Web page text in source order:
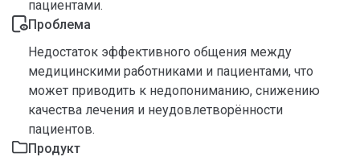
пациентами.
Проблема
Недостаток эффективного общения между
медицинскими работниками и пациентами, что
может приводить к недопониманию, снижению
качества лечения и неудовлетворённости
пациентов.
Продукт